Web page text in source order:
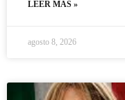
LEER MÁS »
agosto 8, 2026